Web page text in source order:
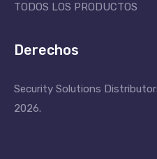
TODOS LOS PRODUCTOS
Derechos
Security Solutions
2026.